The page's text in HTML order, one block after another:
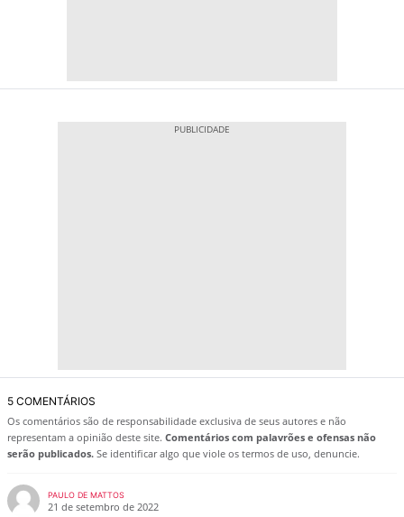
5 COMENTÁRIOS
Os comentários são de responsabilidade exclusiva de seus autores e não
representam a opinião deste site. Comentários com palavrões e ofensas não
serão publicados. Se identificar algo que viole os termos de uso, denuncie.
PAULO DE MATTOS
21 de setembro de 2022